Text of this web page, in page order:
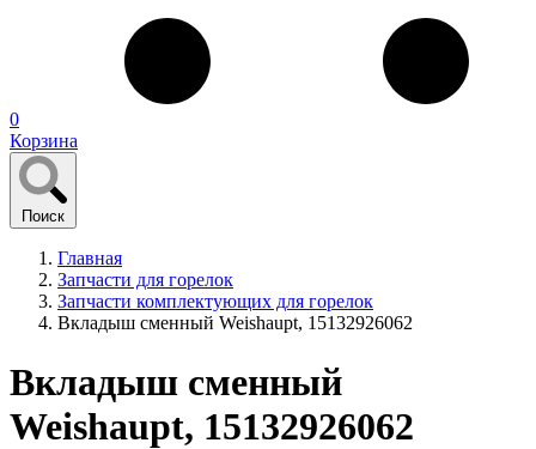
0
Корзина
Поиск
Главная
Запчасти для горелок
Запчасти комплектующих для горелок
Вкладыш сменный Weishaupt, 15132926062
Вкладыш сменный
Weishaupt, 15132926062